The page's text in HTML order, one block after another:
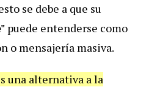
se debe a que su
puede entenderse como
o mensajería masiva.
una alternativa a la